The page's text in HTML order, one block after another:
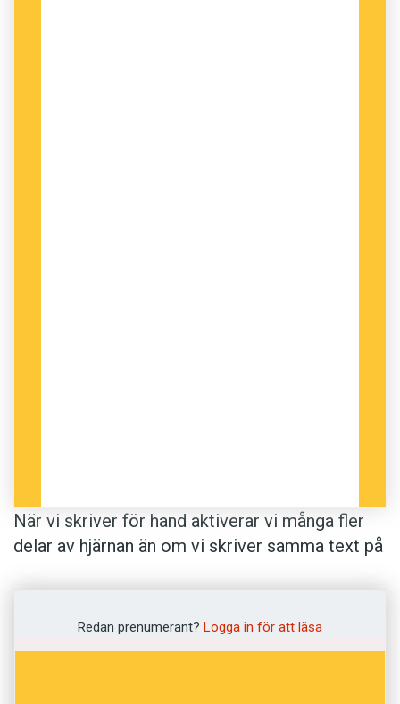
När vi skriver för hand aktiverar vi många fler
delar av hjärnan än om vi skriver samma text på
försökspersoner genom att fästa drygt 250
Redan prenumerant? Logga in för att läsa